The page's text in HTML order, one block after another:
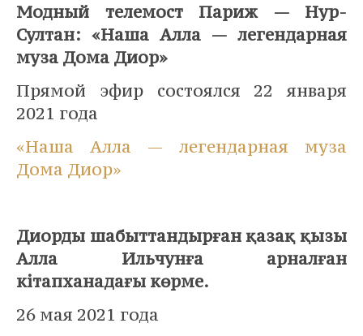
Модный телемост Париж — Нур-
Султан: «Наша Алла — легендарная
муза Дома Диор»
Прямой эфир состоялся 22 января
2021 года
«Наша Алла — легендарная муза
Дома Диор»
Диорды шабыттандырған қазақ қызы
Алла Ильчунға арналған
кітапханадағы көрме.
26 мая 2021 года